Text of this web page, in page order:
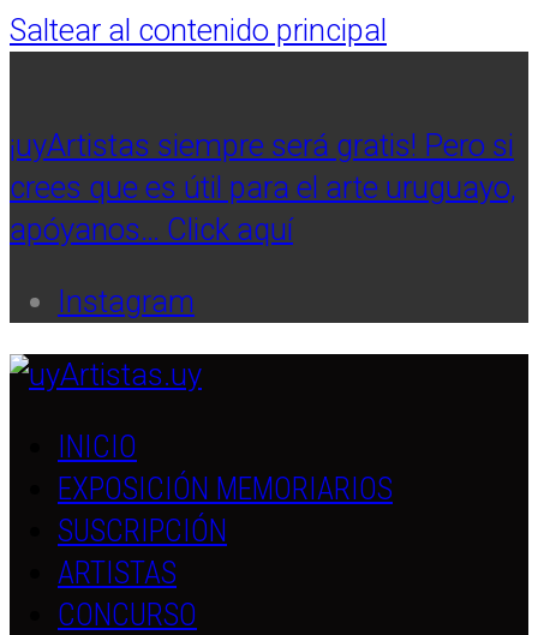
Saltear al contenido principal
¡uyArtistas siempre será gratis! Pero si
crees que es útil para el arte uruguayo,
apóyanos… Click aquí
Instagram
INICIO
EXPOSICIÓN MEMORIARIOS
SUSCRIPCIÓN
ARTISTAS
CONCURSO